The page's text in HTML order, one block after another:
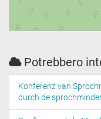
Potrebbero
Konferenz van
durch de